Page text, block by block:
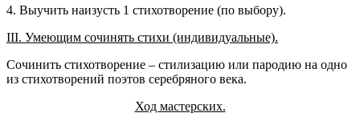
4. Выучить наизусть 1 стихотворение (по выбору).
III. Умеющим сочинять стихи (индивидуальные).
Сочинить стихотворение – стилизацию или пародию на одно
из стихотворений поэтов серебряного века.
Ход мастерских.